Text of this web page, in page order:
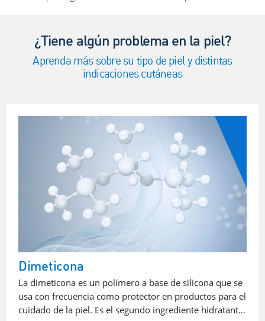
¿Tiene algún problema en la piel?
Aprenda más sobre su tipo de piel y distintas
indicaciones cutáneas
Dimeticona
La dimeticona es un polímero a base de silicona que se
usa con frecuencia como protector en productos para el
cuidado de la piel. Es el segundo ingrediente hidratant…